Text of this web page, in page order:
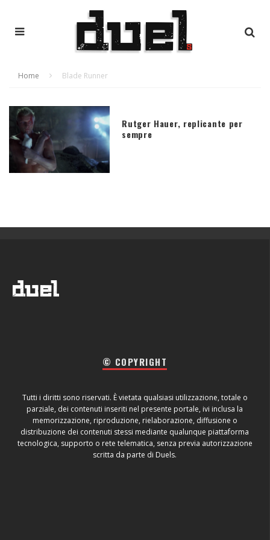
Home Blade Runner
Rutger Hauer, replicante per
sempre
© COPYRIGHT
Tutti i diritti sono riservati. È vietata qualsiasi utilizzazione, totale o
parziale, dei contenuti inseriti nel presente portale, ivi inclusa la
memorizzazione, riproduzione, rielaborazione, diffusione o
distribuzione dei contenuti stessi mediante qualunque piattaforma
tecnologica, supporto o rete telematica, senza previa autorizzazione
scritta da parte di Duels.